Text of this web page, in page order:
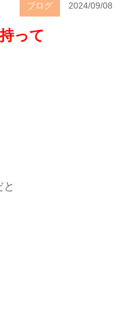
ブログ 2024/09/08
って